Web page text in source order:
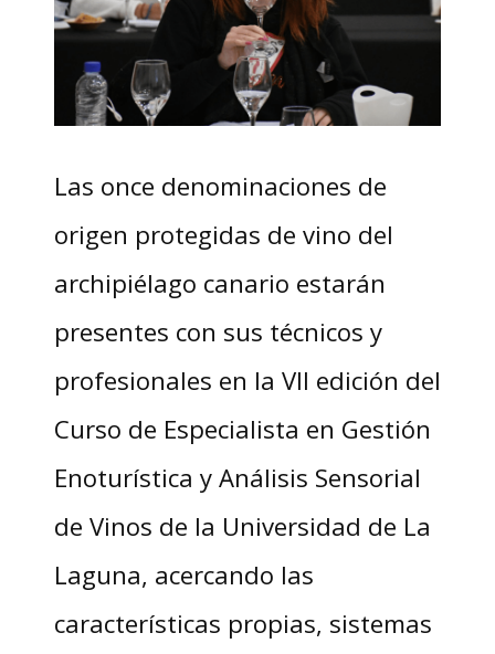
Las once denominaciones de
origen protegidas de vino del
archipiélago canario estarán
presentes con sus técnicos y
profesionales en la VII edición del
Curso de Especialista en Gestión
Enoturística y Análisis Sensorial
de Vinos de la Universidad de La
Laguna, acercando las
características propias, sistemas